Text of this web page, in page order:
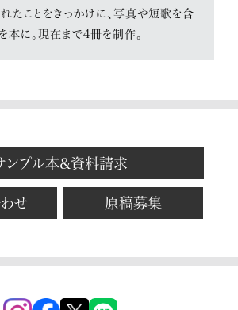
たことをきっかけに、写真や短歌を含
本に。現在まで4冊を制作。
ンプル本&資料請求
せ 原稿募集